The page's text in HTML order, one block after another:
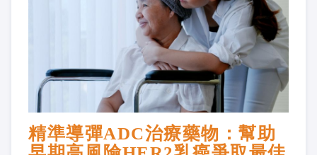
精準導彈ADC治療藥物：幫助